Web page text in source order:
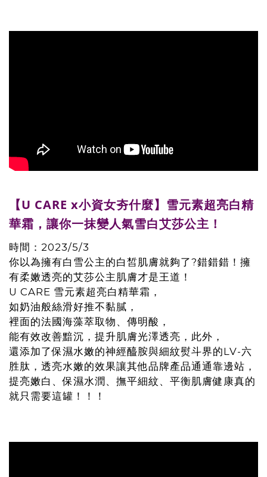
【U CARE x小資女夯什麼】雪元素超亮白精
華霜，讓你一抹變人氣雪白艾莎公主！
時間：2023/5/3
你以為擁有白雪公主的白皙肌膚就夠了?錯錯錯！擁
有柔嫩透亮的艾莎公主肌膚才是王道！
U CARE 雪元素超亮白精華霜，
如奶油般絲滑好推不黏膩，
裡面的法國海藻萃取物、傳明酸，
能有效改善黯沉，提升肌膚光澤透亮，此外，
還添加了保濕水嫩的神經醯胺與細紋熨斗界的LV-六
胜肽，透亮水嫩的效果讓其他品牌產品通通靠邊站，
提亮嫩白、保濕水潤、撫平細紋、平衡肌膚健康真的
就只需要這罐！！！